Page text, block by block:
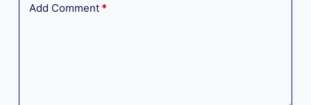
Add Comment*